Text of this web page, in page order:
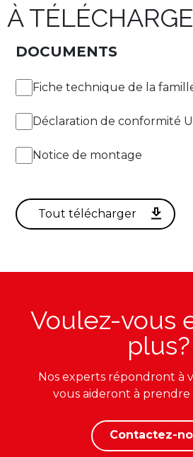
34°
61°
À
DOCUMENTS
Fiche technique de la
Déclaration de conformité
Notice de montage
Voulez-vous
plus?
Nos experts répondront à
vous aideront à prendre
Contactez-